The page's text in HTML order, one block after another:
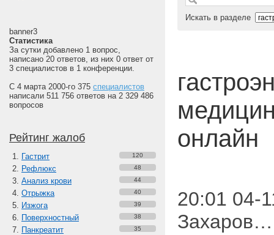
banner3
Статистика
За сутки добавлено 1 вопрос,
написано 20 ответов, из них 0 ответ от
3 специалистов в 1 конференции.
С 4 марта 2000-го 375 специалистов
написали 511 756 ответов на 2 329 486
вопросов
Рейтинг жалоб
Гастрит 120
Рефлюкс 48
Анализ крови 44
Отрыжка 40
Изжога 39
Поверхностный 38
Панкреатит 35
Искать в разделе
онлайн
20:01 04-
Захаров…